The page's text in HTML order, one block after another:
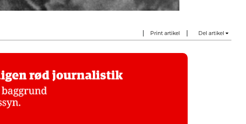
| Print artikel | Del artikel